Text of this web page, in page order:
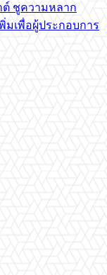
ต์ ชูความหลาก
มเพื่อผู้ประกอบการ